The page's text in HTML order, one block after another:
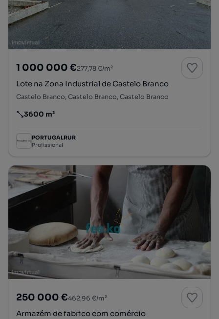
1 000 000 €277,78 €/m²
Lote na Zona Industrial de Castelo Branco
Castelo Branco, Castelo Branco, Castelo Branco
Preço por metro quadrado
3600 m²
PORTUGALRUR
Profissional
250 000 €462,96 €/m²
Armazém de fabrico com comércio